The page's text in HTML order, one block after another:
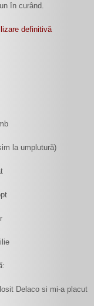
în curând.
definitivă
la umplutură)
Delaco si mi-a placut